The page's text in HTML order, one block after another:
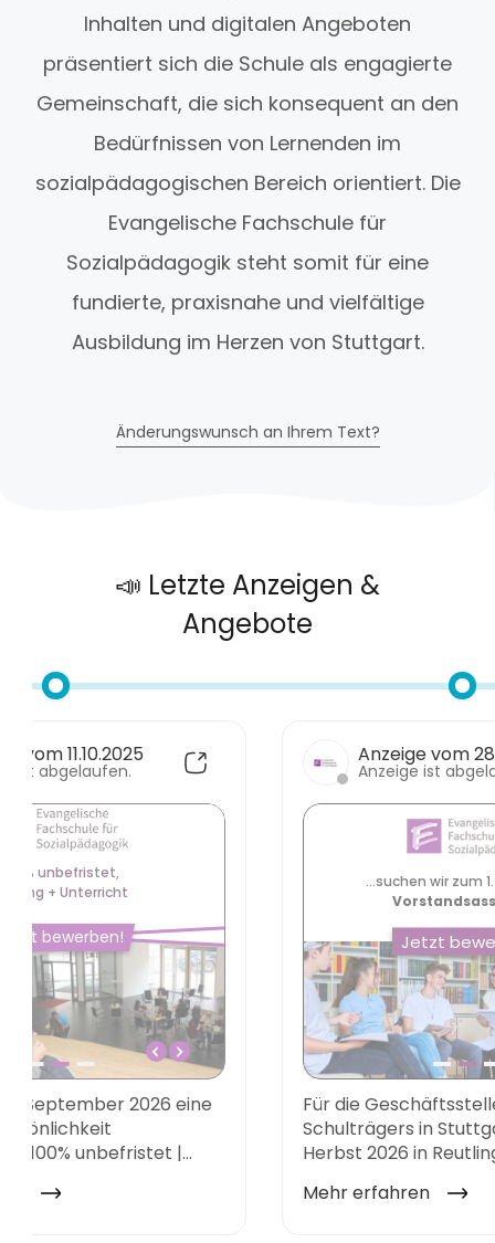
Inhalten und digitalen Angeboten
präsentiert sich die Schule als engagierte
Gemeinschaft, die sich konsequent an den
Bedürfnissen von Lernenden im
sozialpädagogischen Bereich orientiert. Die
Evangelische Fachschule für
Sozialpädagogik steht somit für eine
fundierte, praxisnahe und vielfältige
Ausbildung im Herzen von Stuttgart.
Änderungswunsch an Ihrem Text?